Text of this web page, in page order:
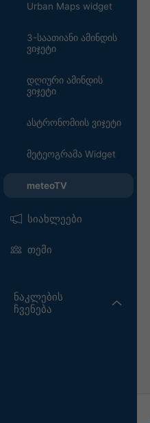
Urban Maps widget
3-საათიანი ამინდის
ვიჯეტი
დღიური ამინდის
ვიჯეტი
ასტრონომიის ვიჯეტი
მეტეოგრამა Widget
meteoTV
სიახლეები
თემი
ნაკლების
ჩვენება